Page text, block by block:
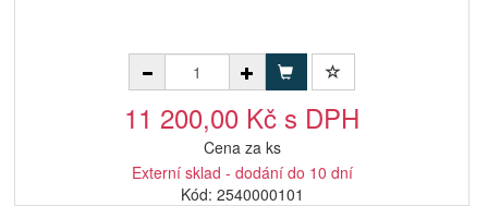
11 200,00 Kč s DPH
Cena za ks
Externí sklad - dodání do 10 dní
Kód: 2540000101